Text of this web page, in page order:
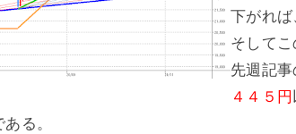
下がれば
そして
先週記
４４５円
る。